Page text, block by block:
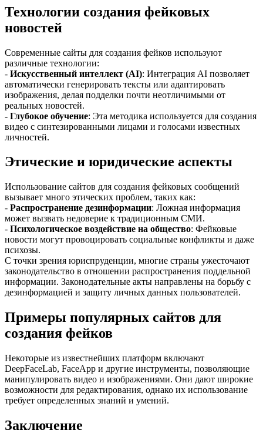
Технологии создания фейковых
новостей
Современные сайты для создания фейков используют
различные технологии:
- Искусственный интеллект (AI): Интеграция AI позволяет
автоматически генерировать тексты или адаптировать
изображения, делая подделки почти неотличимыми от
реальных новостей.
- Глубокое обучение: Эта методика используется для создания
видео с синтезированными лицами и голосами известных
личностей.
Этические и юридические аспекты
Использование сайтов для создания фейковых сообщений
вызывает много этических проблем, таких как:
- Распространение дезинформации: Ложная информация
может вызвать недоверие к традиционным СМИ.
- Психологическое воздействие на общество: Фейковые
новости могут провоцировать социальные конфликты и даже
психозы.
С точки зрения юриспруденции, многие страны ужесточают
законодательство в отношении распространения поддельной
информации. Законодательные акты направлены на борьбу с
дезинформацией и защиту личных данных пользователей.
Примеры популярных сайтов для
создания фейков
Некоторые из известнейших платформ включают
DeepFaceLab, FaceApp и другие инструменты, позволяющие
манипулировать видео и изображениями. Они дают широкие
возможности для редактирования, однако их использование
требует определенных знаний и умений.
Заключение